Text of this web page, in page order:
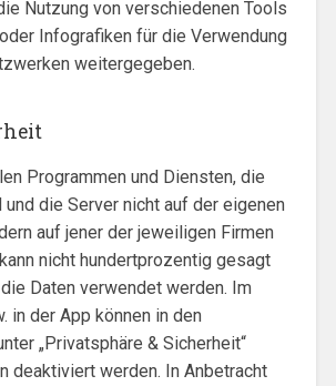
Nutzung von verschiedenen Tools
Infografiken für die Verwendung
weitergegeben.
Programmen und Diensten, die
die Server nicht auf der eigenen
auf jener der jeweiligen Firmen
nicht hundertprozentig gesagt
Daten verwendet werden. Im
in der App können in den
„Privatsphäre & Sicherheit“
deaktiviert werden. In Anbetracht